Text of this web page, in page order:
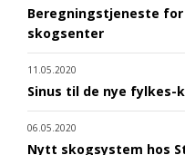
Beregningstjeneste
skogsenter
11.05.2020
Sinus til de nye fylkes-
06.05.2020
Nytt skogsystem hos